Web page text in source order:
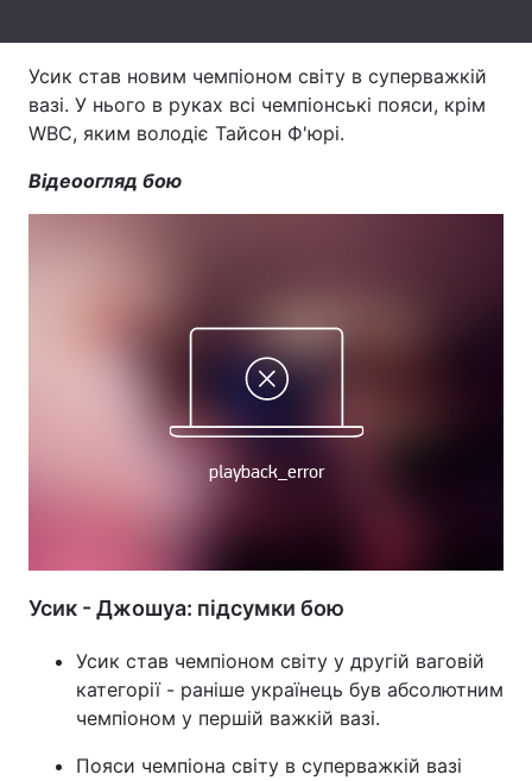
Контакти
Послуги
Усик став новим чемпіоном світу в суперважкій
вазі. У нього в руках всі чемпіонські пояси, крім
WBC, яким володіє Тайсон Ф'юрі.
Відеоогляд бою
Усик - Джошуа: підсумки бою
Усик став чемпіоном світу у другій ваговій
категорії - раніше українець був абсолютним
чемпіоном у першій важкій вазі.
Пояси чемпіона світу в суперважкій вазі